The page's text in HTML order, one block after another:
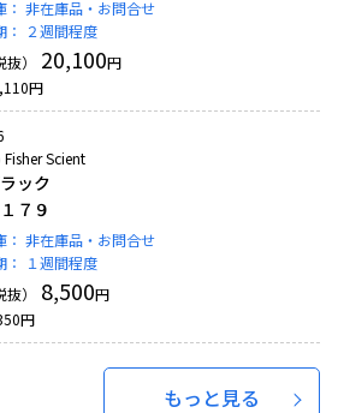
非在庫品・お問合せ
２週間程度
）
20,100円
円
Scient
ック
７９
非在庫品・お問合せ
１週間程度
）
8,500円
円
もっと見る